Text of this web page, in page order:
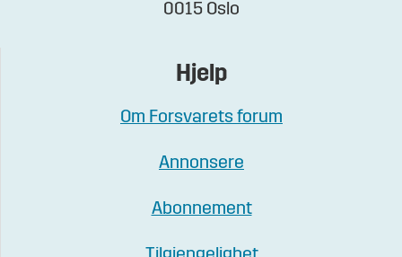
0015 Oslo
Hjelp
Om Forsvarets forum
Annonsere
Abonnement